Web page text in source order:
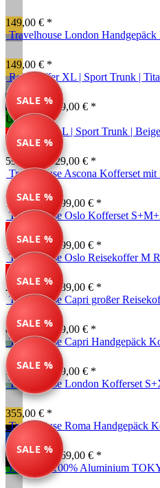
149,00 € *
Travelhouse London
149,00 € *
SALE %
Reisekoffer XL | Sport Trunk |
69,99 € *149,00 € *
SALE %
Unser Tipp
Reisekoffer L | Sport Trunk |
59,99 € * 129,00 € *
SALE %
Travelhouse Ascona Kofferset mit
139,99 € * 199,00 € *
SALE %
Travelhouse Oslo Kofferset
717,00 € * 799,00 € *
SALE %
Travelhouse Oslo Reisekoffer M
249,00 € * 289,00 € *
SALE %
Travelhouse Capri großer
89,99 € *189,00 € *
SALE %
Travelhouse Capri Handgepäck
74,99 € *149,00 € *
Travelhouse London Kofferset
355,00 € *
SALE %
Travelhouse Roma Handgepäck
134,99 € *
169,00 € *
Kofferset 100% Aluminium